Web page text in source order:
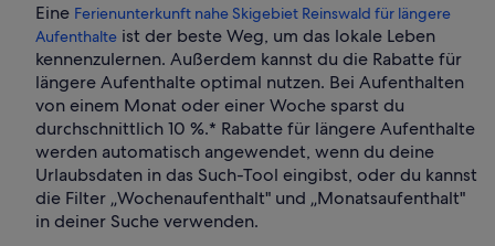
Eine Ferienunterkunft nahe Skigebiet Reinswald für längere
Aufenthalte ist der beste Weg, um das lokale Leben
kennenzulernen. Außerdem kannst du die Rabatte für
längere Aufenthalte optimal nutzen. Bei Aufenthalten
von einem Monat oder einer Woche sparst du
durchschnittlich 10 %.* Rabatte für längere Aufenthalte
werden automatisch angewendet, wenn du deine
Urlaubsdaten in das Such-Tool eingibst, oder du kannst
die Filter „Wochenaufenthalt" und „Monatsaufenthalt"
in deiner Suche verwenden.